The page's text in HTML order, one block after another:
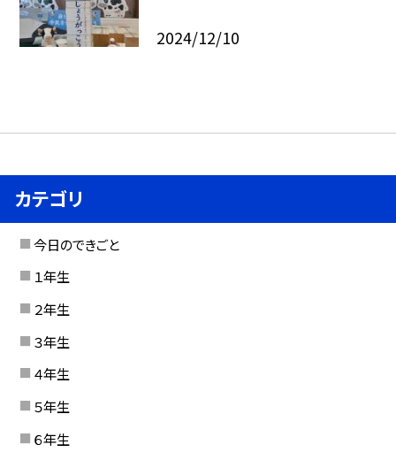
2024/12/10
カテゴリ
今日のできごと
１年生
２年生
３年生
４年生
５年生
６年生